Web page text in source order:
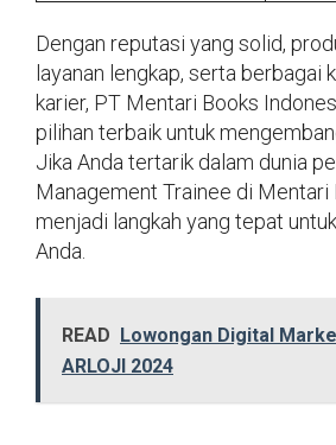
Dengan reputasi yang solid,
layanan lengkap, serta berbagai
karier, PT Mentari Books
pilihan terbaik untuk
Jika Anda tertarik dalam dunia
Management Trainee di Mentari
menjadi langkah yang tepat
Anda.
READ
Lowongan Digital
ARLOJI 2024